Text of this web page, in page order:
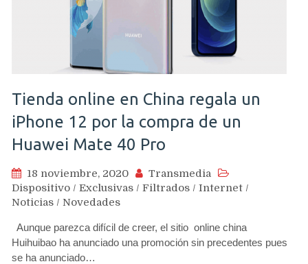
Tienda online en China regala un
iPhone 12 por la compra de un
Huawei Mate 40 Pro
18 noviembre, 2020
Transmedia
Dispositivo / Exclusivas / Filtrados / Internet /
Noticias / Novedades
Aunque parezca difícil de creer, el sitio online china
Huihuibao ha anunciado una promoción sin precedentes pues
se ha anunciado…